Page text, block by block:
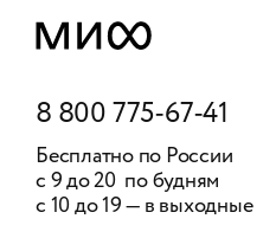
8 800 775-67-41
Бесплатно по России
с 9 до 20 по будням
с 10 до 19 — в выходные